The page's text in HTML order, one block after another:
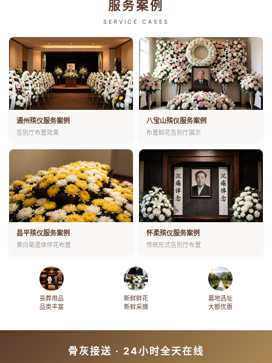
服务案例
SERVICE CASES
通州殡仪服务案例
告别厅布置效果
八宝山殡仪服务案例
布置鲜花告别厅展示
昌平殡仪服务案例
黄白菊遗体伴花布置
怀柔殡仪服务案例
传统形式告别厅布置
丧葬用品
品类丰富
新鲜鲜花
新鲜采摘
墓地选址
大额优惠
骨灰接送 · 24小时全天在线